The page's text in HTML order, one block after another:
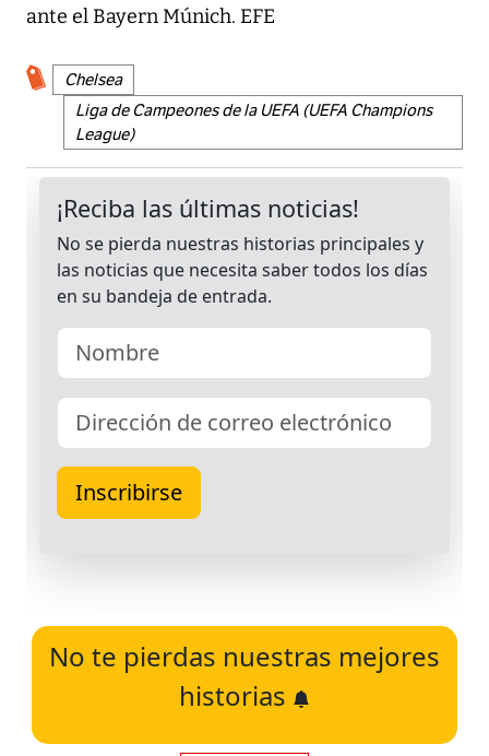
ante el Bayern Múnich. EFE
Chelsea
Liga de Campeones de la UEFA (UEFA Champions
League)
No te pierdas nuestras mejores
historias